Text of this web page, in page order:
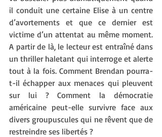
il conduit une certaine Elise à un centre
d’avortements et que ce dernier est
victime d’un attentat au même moment.
A partir de là, le lecteur est entraîné dans
un thriller haletant qui interroge et alerte
tout à la fois. Comment Brendan pourra-
t-il échapper aux menaces qui pleuvent
sur lui ? Comment la démocratie
américaine peut-elle survivre face aux
divers groupuscules qui ne rêvent que de
restreindre ses libertés ?